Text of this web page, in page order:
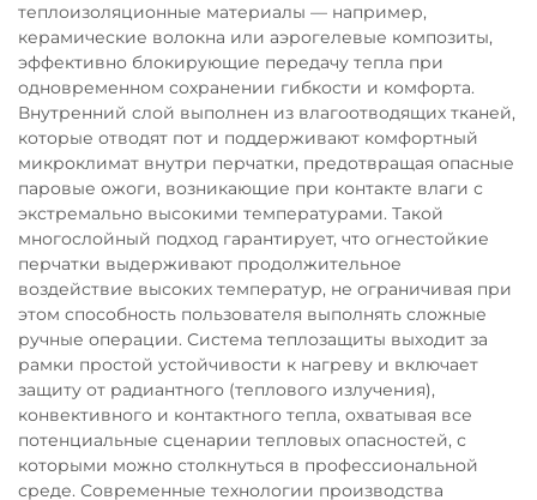
теплоизоляционные материалы — например,
керамические волокна или аэрогелевые композиты,
эффективно блокирующие передачу тепла при
одновременном сохранении гибкости и комфорта.
Внутренний слой выполнен из влагоотводящих тканей,
которые отводят пот и поддерживают комфортный
микроклимат внутри перчатки, предотвращая опасные
паровые ожоги, возникающие при контакте влаги с
экстремально высокими температурами. Такой
многослойный подход гарантирует, что огнестойкие
перчатки выдерживают продолжительное
воздействие высоких температур, не ограничивая при
этом способность пользователя выполнять сложные
ручные операции. Система теплозащиты выходит за
рамки простой устойчивости к нагреву и включает
защиту от радиантного (теплового излучения),
конвективного и контактного тепла, охватывая все
потенциальные сценарии тепловых опасностей, с
которыми можно столкнуться в профессиональной
среде. Современные технологии производства